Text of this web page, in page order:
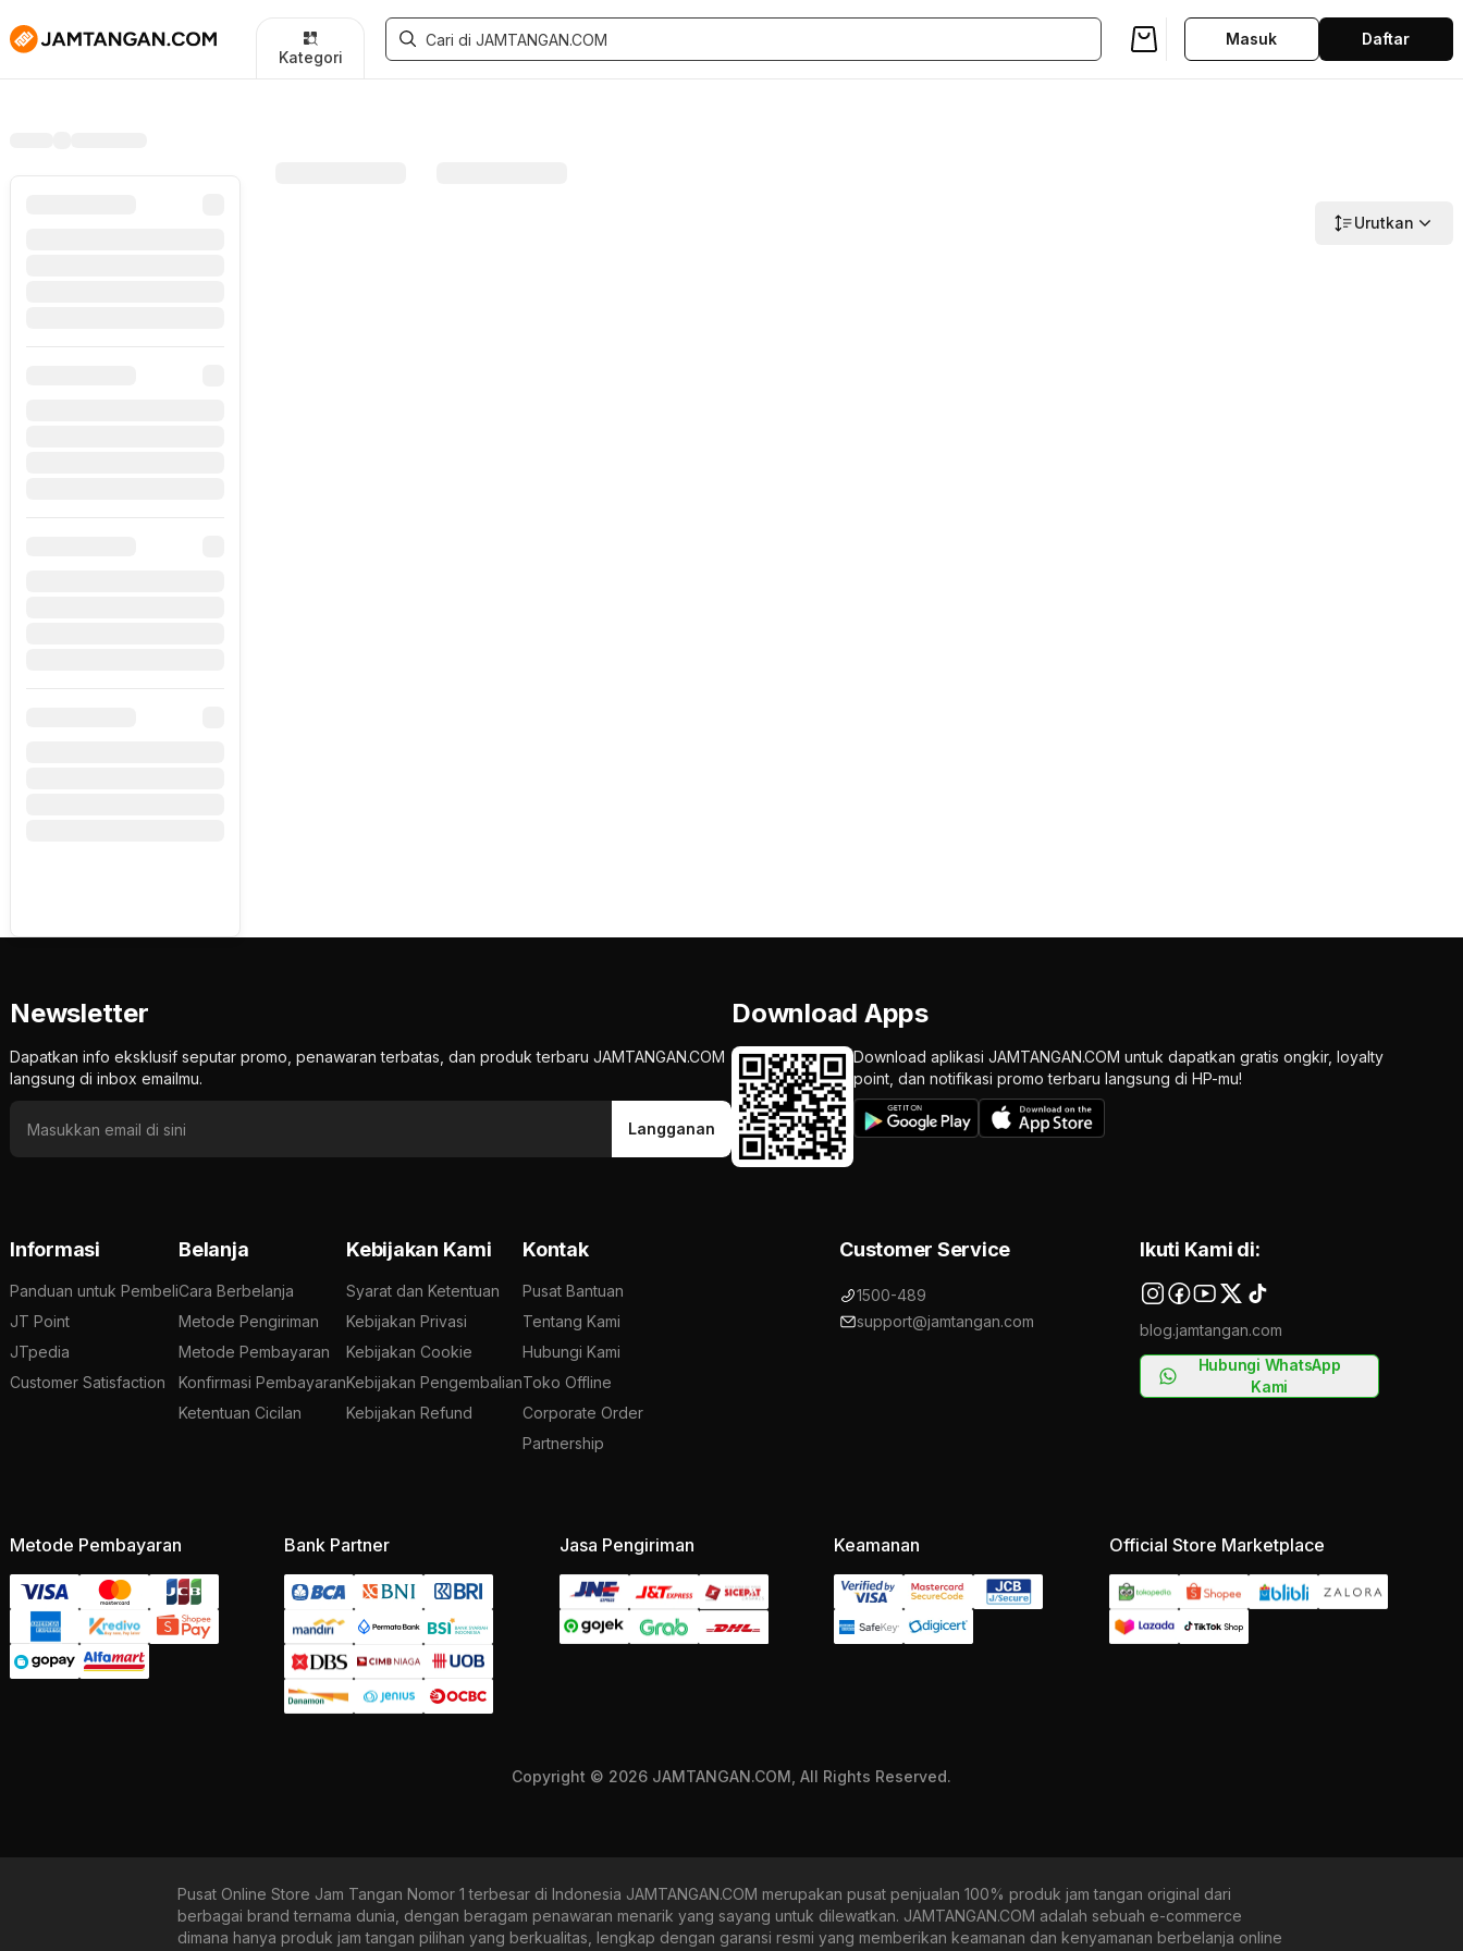
Newsletter
Dapatkan info eksklusif seputar promo, penawaran terbatas, dan produk terbaru JAMTANGAN.COM
langsung di inbox emailmu.
Langganan
Download Apps
Download aplikasi JAMTANGAN.COM untuk dapatkan gratis ongkir, loyalty
point, dan notifikasi promo terbaru langsung di HP-mu!
Informasi
Panduan untuk Pembeli
JT Point
JTpedia
Customer Satisfaction
Belanja
Cara Berbelanja
Metode Pengiriman
Metode Pembayaran
Konfirmasi Pembayaran
Ketentuan Cicilan
Kebijakan Kami
Syarat dan Ketentuan
Kebijakan Privasi
Kebijakan Cookie
Kebijakan Pengembalian
Kebijakan Refund
Kontak
Pusat Bantuan
Tentang Kami
Hubungi Kami
Toko Offline
Corporate Order
Partnership
Customer Service
1500-489
support@jamtangan.com
Ikuti Kami di:
blog.jamtangan.com
Hubungi WhatsApp
Kami
Metode Pembayaran Bank Partner Jasa Pengiriman Keamanan Official Store Marketplace
Copyright © 2026 JAMTANGAN.COM, All Rights Reserved.
Pusat Online Store Jam Tangan Nomor 1 terbesar di Indonesia JAMTANGAN.COM merupakan pusat penjualan 100% produk jam tangan original dari
berbagai brand ternama dunia, dengan beragam penawaran menarik yang sayang untuk dilewatkan. JAMTANGAN.COM adalah sebuah e-commerce
dimana hanya produk jam tangan pilihan yang berkualitas, lengkap dengan garansi resmi yang memberikan keamanan dan kenyamanan berbelanja online
Kategori
Masuk Daftar
Urutkan